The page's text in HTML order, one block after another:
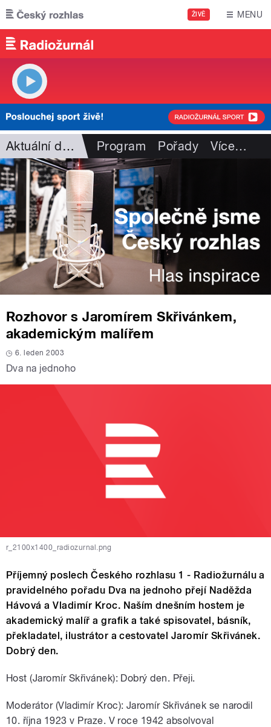
Přejít k hlavnímu obsahu
ŽIVĚ MENU
Aktuální dění Program Pořady Více…
Rozhovor s Jaromírem Skřivánkem,
akademickým malířem
6. leden 2003
Dva na jednoho
r_2100x1400_radiozurnal.png
Příjemný poslech Českého rozhlasu 1 - Radiožurnálu a
pravidelného pořadu Dva na jednoho přejí Naděžda
Hávová a Vladimír Kroc. Naším dnešním hostem je
akademický malíř a grafik a také spisovatel, básník,
překladatel, ilustrátor a cestovatel Jaromír Skřivánek.
Dobrý den.
Host (Jaromír Skřivánek): Dobrý den. Přeji.
Moderátor (Vladimír Kroc): Jaromír Skřivánek se narodil
10. října 1923 v Praze. V roce 1942 absolvoval